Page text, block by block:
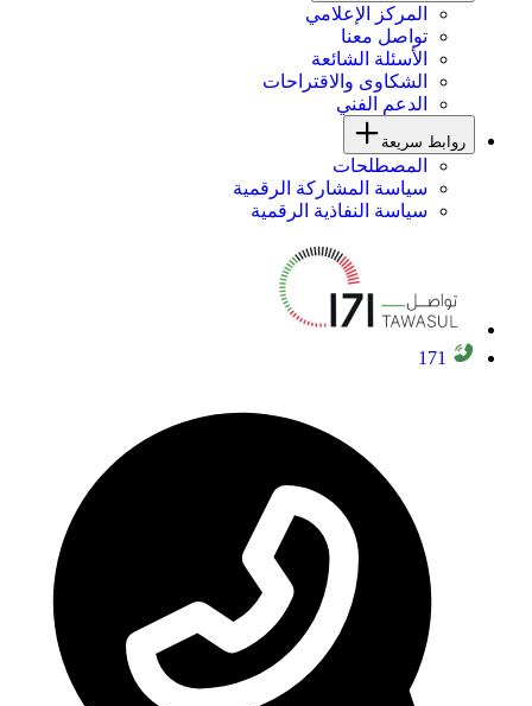
المركز الإعلامي
تواصل معنا
الأسئلة الشائعة
الشكاوى والاقتراحات
الدعم الفني
روابط سريعة
المصطلحات
سياسة المشاركة الرقمية
سياسة النفاذية الرقمية
171